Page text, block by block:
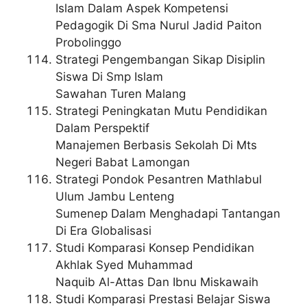
Islam Dalam Aspek Kompetensi
Pedagogik Di Sma Nurul Jadid Paiton
Probolinggo
Strategi Pengembangan Sikap Disiplin
Siswa Di Smp Islam
Sawahan Turen Malang
Strategi Peningkatan Mutu Pendidikan
Dalam Perspektif
Manajemen Berbasis Sekolah Di Mts
Negeri Babat Lamongan
Strategi Pondok Pesantren Mathlabul
Ulum Jambu Lenteng
Sumenep Dalam Menghadapi Tantangan
Di Era Globalisasi
Studi Komparasi Konsep Pendidikan
Akhlak Syed Muhammad
Naquib Al-Attas Dan Ibnu Miskawaih
Studi Komparasi Prestasi Belajar Siswa